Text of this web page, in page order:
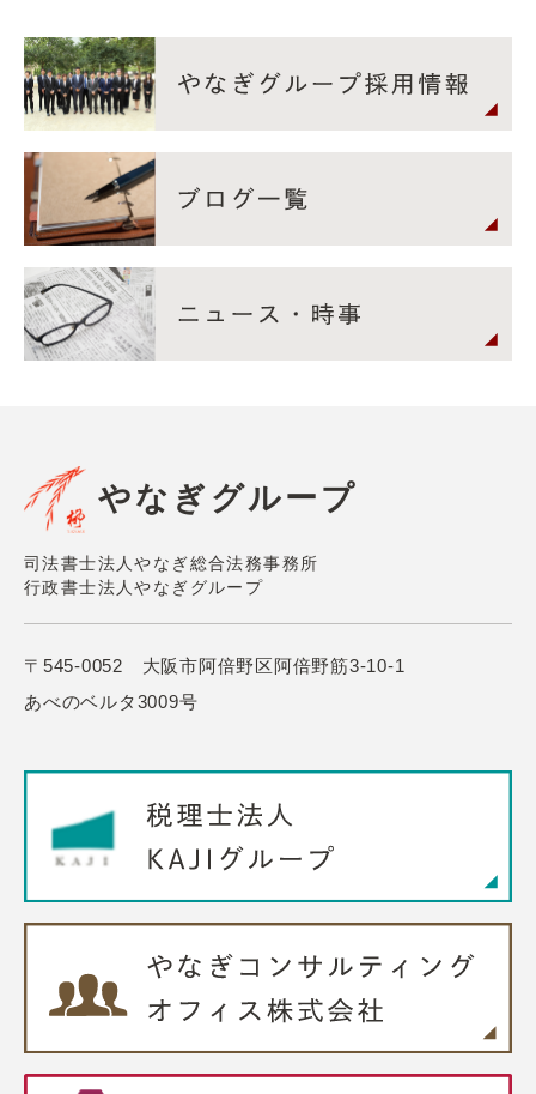
やなぎグループ
司法書士法人やなぎ総合法務事務所
行政書士法人やなぎグループ
〒545-0052 大阪市阿倍野区阿倍野筋3-10-1
あべのベルタ3009号